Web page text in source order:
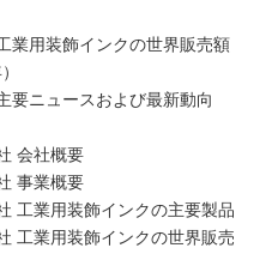
業用装飾インクの世界販売額
要ニュースおよび最新動向
会社概要
事業概要
工業用装飾インクの主要製品
工業用装飾インクの世界販売